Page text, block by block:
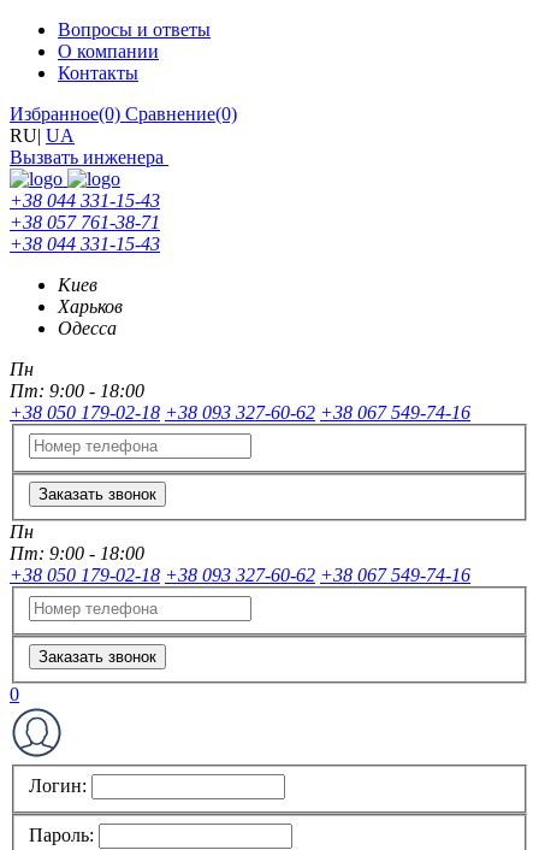
Вопросы и ответы
О компании
Контакты
Избранное(0) Сравнение(0)
RU| UA
Вызвать инженера
+38 044 331-15-43
+38 057 761-38-71
+38 044 331-15-43
Киев
Харьков
Одесса
Пн
Пт: 9:00 - 18:00
+38 050 179-02-18 +38 093 327-60-62 +38 067 549-74-16
Заказать звонок
Пн
Пт: 9:00 - 18:00
+38 050 179-02-18 +38 093 327-60-62 +38 067 549-74-16
Заказать звонок
0
Логин:
Пароль: